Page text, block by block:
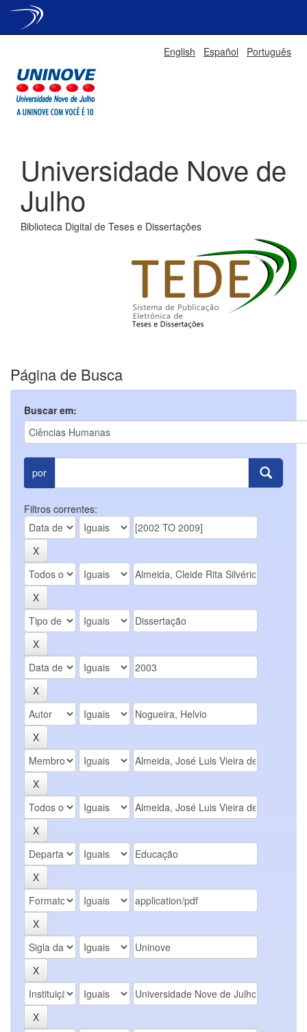
English Español Português
Universidade Nove de
Julho
Biblioteca Digital de Teses e Dissertações
Página de Busca
Buscar em:
por
Filtros correntes: